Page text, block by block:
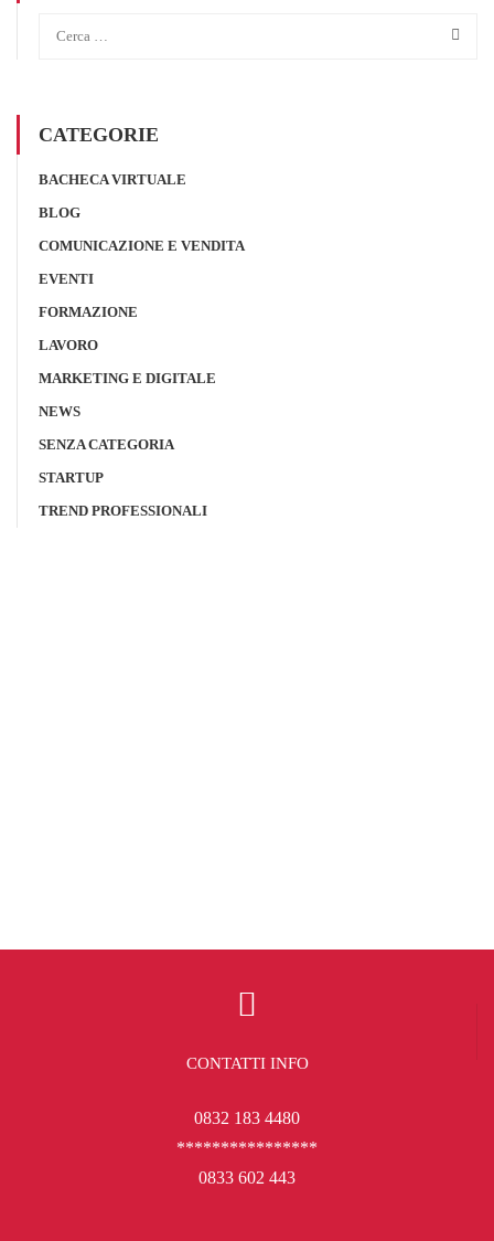
CATEGORIE
BACHECA VIRTUALE
BLOG
COMUNICAZIONE E VENDITA
EVENTI
FORMAZIONE
LAVORO
MARKETING E DIGITALE
NEWS
SENZA CATEGORIA
STARTUP
TREND PROFESSIONALI
CONTATTI INFO
0832 183 4480
****************
0833 602 443